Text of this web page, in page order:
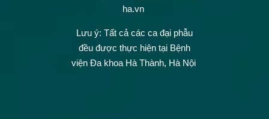
ha.vn
Lưu ý: Tất cả các ca đại phẫu
đều được thực hiện tại Bệnh
viện Đa khoa Hà Thành, Hà Nội